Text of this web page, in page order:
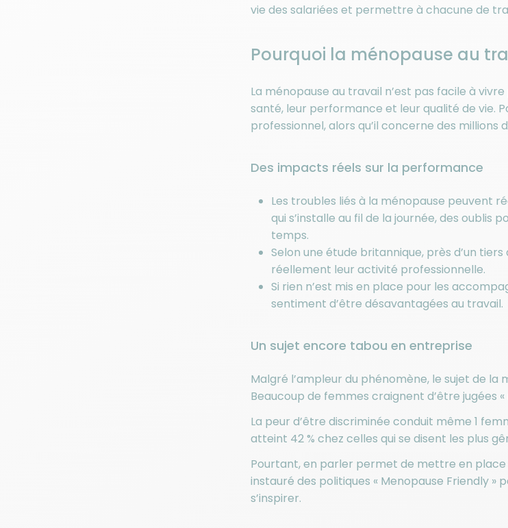
vie des salariées et permettre à chacune de
Pourquoi la ménopause au
La ménopause au travail n’est pas facile à
santé, leur performance et leur qualité de vie.
professionnel, alors qu’il concerne des millions
Des impacts réels sur la performance
Les troubles liés à la ménopause peuvent
qui s’installe au fil de la journée, des
temps.
Selon une étude britannique, près d’un
réellement leur activité professionnelle.
Si rien n’est mis en place pour les
sentiment d’être désavantagées au travail.
Un sujet encore tabou en entreprise
Malgré l’ampleur du phénomène, le sujet de
Beaucoup de femmes craignent d’être jugées
La peur d’être discriminée conduit même 1
atteint 42 % chez celles qui se disent les plus
Pourtant, en parler permet de mettre en
instauré des politiques « Menopause Friendly
s’inspirer.